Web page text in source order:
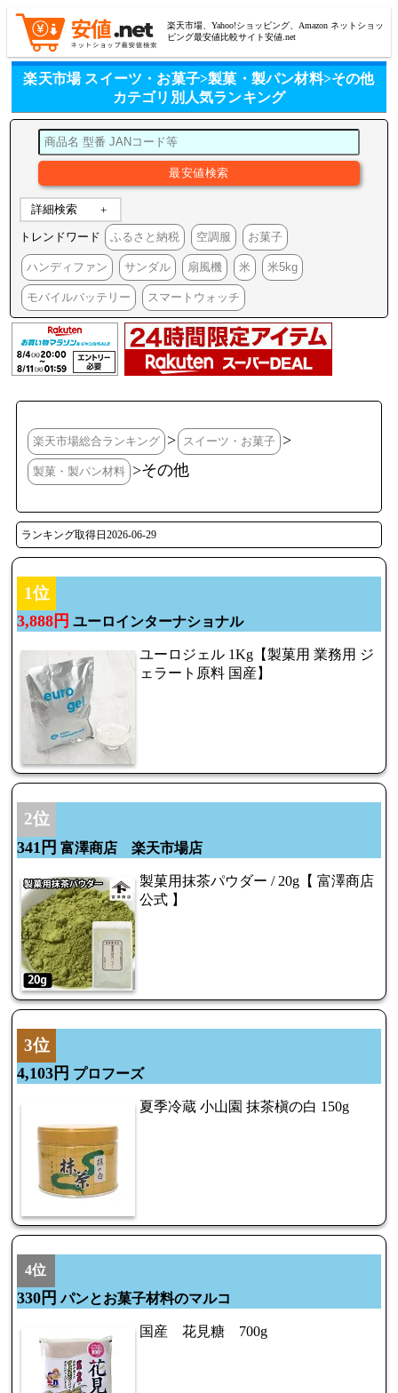
楽天市場、Yahoo!ショッピング、Amazon ネットショッ
ピング最安値比較サイト安値.net
楽天市場 スイーツ・お菓子>製菓・製パン材料>その他
カテゴリ別人気ランキング
詳細検索
トレンドワード ふるさと納税 空調服 お菓子
ハンディファン サンダル 扇風機 米 米5kg
モバイルバッテリー スマートウォッチ
楽天市場総合ランキング > スイーツ・お菓子 >
製菓・製パン材料 >その他
ランキング取得日2026-06-29
1位
3,888円 ユーロインターナショナル
ユーロジェル 1Kg【製菓用 業務用 ジ
ェラート原料 国産】
2位
341円 富澤商店 楽天市場店
製菓用抹茶パウダー / 20g【 富澤商店
公式 】
3位
4,103円 プロフーズ
夏季冷蔵 小山園 抹茶槇の白 150g
4位
330円 パンとお菓子材料のマルコ
国産 花見糖 700g